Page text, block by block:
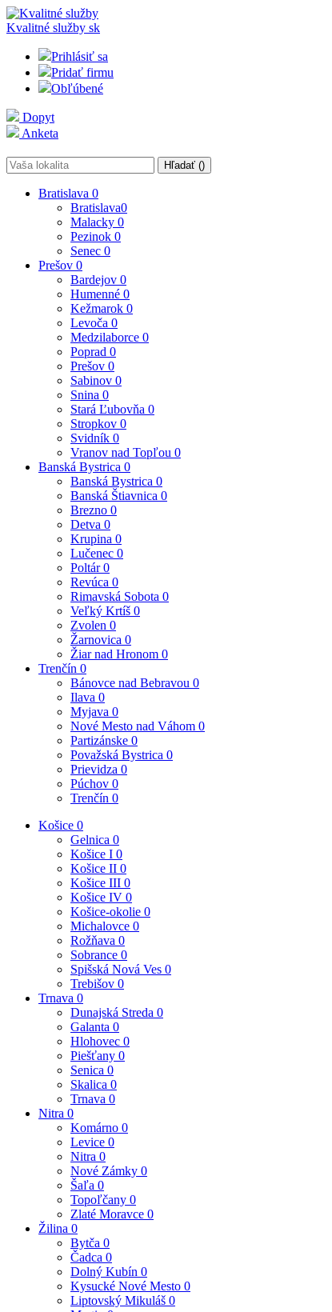
Kvalitné služby sk
Prihlásiť sa
Pridať firmu
Obľúbené
Dopyt
Anketa
Hľadať ()
Bratislava 0
Bratislava0
Malacky 0
Pezinok 0
Senec 0
Prešov 0
Bardejov 0
Humenné 0
Kežmarok 0
Levoča 0
Medzilaborce 0
Poprad 0
Prešov 0
Sabinov 0
Snina 0
Stará Ľubovňa 0
Stropkov 0
Svidník 0
Vranov nad Topľou 0
Banská Bystrica 0
Banská Bystrica 0
Banská Štiavnica 0
Brezno 0
Detva 0
Krupina 0
Lučenec 0
Poltár0
Revúca 0
Rimavská Sobota 0
Veľký Krtíš 0
Zvolen 0
Žarnovica 0
Žiar nad Hronom 0
Trenčín 0
Bánovce nad Bebravou 0
Ilava 0
Myjava 0
Nové Mesto nad Váhom 0
Partizánske 0
Považská Bystrica 0
Prievidza 0
Púchov 0
Trenčín 0
Košice 0
Gelnica 0
Košice I 0
Košice II 0
Košice III 0
Košice IV 0
Košice-okolie 0
Michalovce 0
Rožňava 0
Sobrance 0
Spišská Nová Ves 0
Trebišov 0
Trnava 0
Dunajská Streda 0
Galanta 0
Hlohovec 0
Piešťany 0
Senica 0
Skalica 0
Trnava 0
Nitra 0
Komárno 0
Levice 0
Nitra 0
Nové Zámky 0
Šaľa 0
Topoľčany 0
Zlaté Moravce 0
Žilina 0
Bytča 0
Čadca 0
Dolný Kubín 0
Kysucké Nové Mesto 0
Liptovský Mikuláš 0